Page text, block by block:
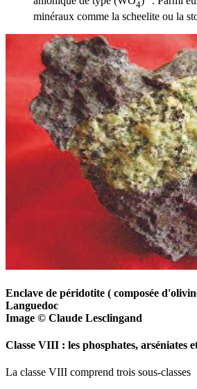
4
minéraux comme la scheelite ou la
Enclave de péridotite ( composée
Languedoc
Image © Claude Lesclingand
Classe VIII : les phosphates, arséniates
La classe VIII comprend trois sous-classes